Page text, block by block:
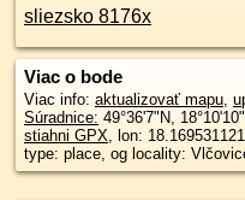
sliezsko 8176x
Viac o bode
Viac info: aktualizovať mapu,
Súradnice: 49°36'7"N,
stiahni GPX, lon:
type: place, og locality: